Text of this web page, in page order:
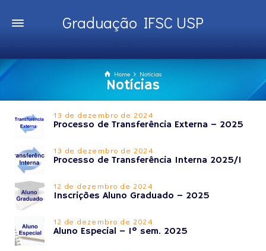
Graduação IFSC USP
Home Notícias
Notícias
13 de dezembro de 2024
Processo de Transferência Externa – 2025
13 de dezembro de 2024
Processo de Transferência Interna 2025/1
12 de dezembro de 2024
Inscrições Aluno Graduado – 2025
12 de dezembro de 2024
Aluno Especial – 1º sem. 2025